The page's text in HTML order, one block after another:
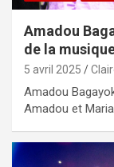
Amadou
de la
5 avril 2025
Amadou
Amadou et